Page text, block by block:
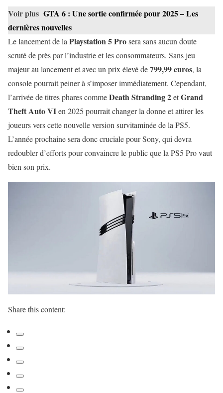
Voir plus GTA 6 : Une sortie confirmée pour 2025 – Les
dernières nouvelles
Le lancement de la Playstation 5 Prosera sans aucun doute
scruté de près par l’industrie et les consommateurs. Sans jeu
majeur au lancement et avec un prix élevé de799,99 euros, la
console pourrait peiner à s’imposer immédiatement. Cependant,
l’arrivée de titres phares commeDeath Stranding 2etGrand
Theft Auto VIen 2025 pourrait changer la donne et attirer les
joueurs vers cette nouvelle version survitaminée de la PS5.
L’année prochaine sera donc cruciale pour Sony, qui devra
redoubler d’efforts pour convaincre le public que la PS5 Pro vaut
bien son prix.
Share this content: